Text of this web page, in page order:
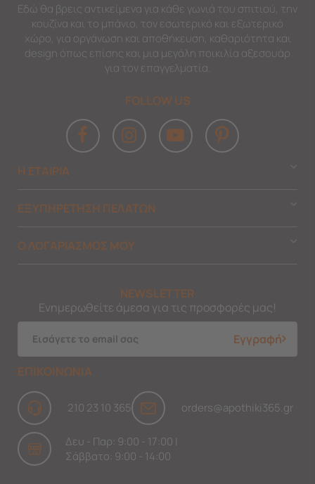
Εδώ θα βρεις αντικείμενα για κάθε γωνιά του σπιτιού, την
κουζίνα και το μπάνιο, τον εσωτερικό και εξωτερικό
χώρο, για οργάνωση και αποθήκευση, καθαριότητα και
design όπως επίσης και μια μεγάλη ποικιλία αξεσουάρ
για τον επαγγελματία.
FOLLOW US
Η ΕΤΑΙΡΙΑ
ΕΞΥΠΗΡΕΤΗΣΗ ΠΕΛΑΤΩΝ
Ο ΛΟΓΑΡΙΑΣΜΟΣ ΜΟΥ
NEWSLETTER
Ενημερωθείτε άμεσα για τις προσφορές μας!
Εγγραφή
ΕΠΙΚΟΙΝΩΝΙΑ
210 23 10 365 orders@apothiki365.gr
Δευ - Παρ: 9:00 - 17:00 |
Σάββατο: 9:00 - 14:00